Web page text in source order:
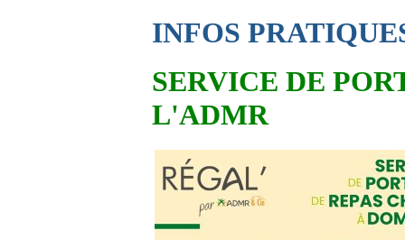
INFOS
SERVICE DE
L'ADMR